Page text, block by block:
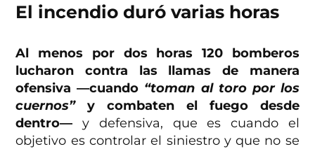
El incendio duró varias horas
Al menos por dos horas 120 bomberos
lucharon contra las llamas de manera
ofensiva —cuando “toman al toro por los
cuernos”y combaten el fuego desde
dentro—y defensiva, que es cuando el
objetivo es controlar el siniestro y que no se